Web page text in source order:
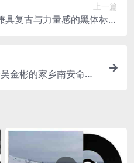
上一篇
具复古与力量感的黑体标题
金彬的家乡南安命名